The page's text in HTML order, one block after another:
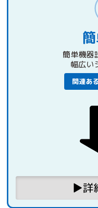
簡単機器
幅広い
関連あ
▶︎詳